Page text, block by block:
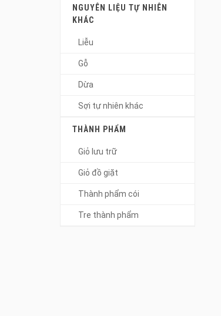
NGUYÊN LIỆU TỰ NHIÊN
KHÁC
Liễu
Gỗ
Dừa
Sợi tự nhiên khác
THÀNH PHẨM
Giỏ lưu trữ
Giỏ đồ giặt
Thành phẩm cói
Tre thành phẩm